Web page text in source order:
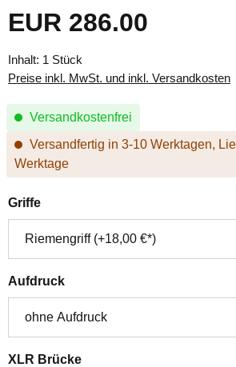
Regulärer Preis:
EUR 286.00
Inhalt: 1 Stück
Preise inkl. MwSt. und inkl. Versandkosten
Versandkostenfrei
Versandfertig in 3-10 Werktagen,
Werktage
Griffeauswählen
Aufdruckauswählen
XLR Brückeauswählen